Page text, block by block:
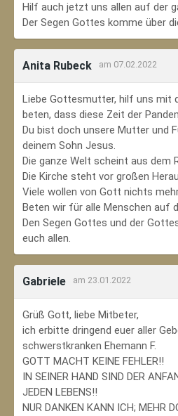
Hilf auch jetzt uns allen auf der
Der Segen Gottes komme über
Anita Rubeck am 07.02.2022
Liebe Gottesmutter, hilf uns mit
beten, dass diese Zeit der
Du bist doch unsere Mutter und
deinem Sohn Jesus.
Die ganze Welt scheint aus dem
Die Kirche steht vor großen
Viele wollen von Gott nichts
Beten wir für alle Menschen auf
Den Segen Gottes und der
euch allen.
Gabriele am 23.01.2022
Grüß Gott, liebe Mitbeter,
ich erbitte dringend euer aller
schwerstkranken Ehemann F.
GOTT MACHT KEINE FEHLER!!
IN SEINER HAND SIND DER
JEDEN LEBENS!!
NUR DANKEN KANN ICH; MEHR